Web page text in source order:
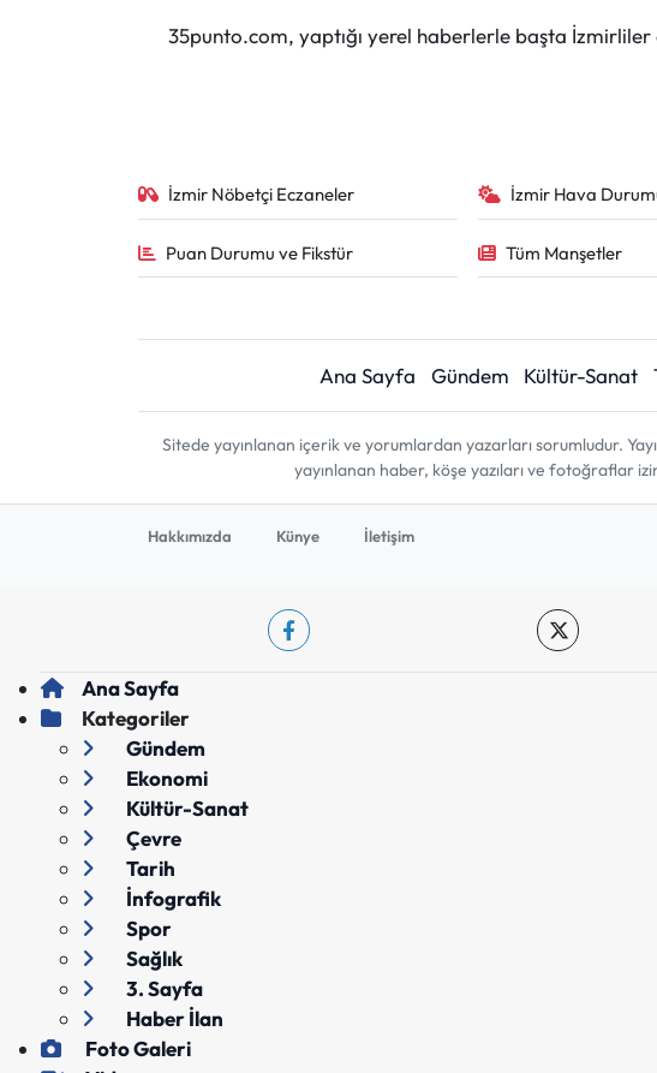
35punto.com, yaptığı yerel haberlerle başta
İzmir Nöbetçi Eczaneler İzmir Hava
Puan Durumu ve Fikstür Tüm Manşetler
Ana Sayfa Gündem Kültür-Sanat
Sitede yayınlanan içerik ve yorumlardan yazarları sorumludur.
yayınlanan haber, köşe yazıları ve fotoğraflar
Hakkımızda Künye İletişim
Ana Sayfa
Kategoriler
Gündem
Ekonomi
Kültür-Sanat
Çevre
Tarih
İnfografik
Spor
Sağlık
3. Sayfa
Haber İlan
Foto Galeri